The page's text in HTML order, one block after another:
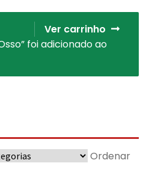
Ver carrinho
foi adicionado ao
Ordenar